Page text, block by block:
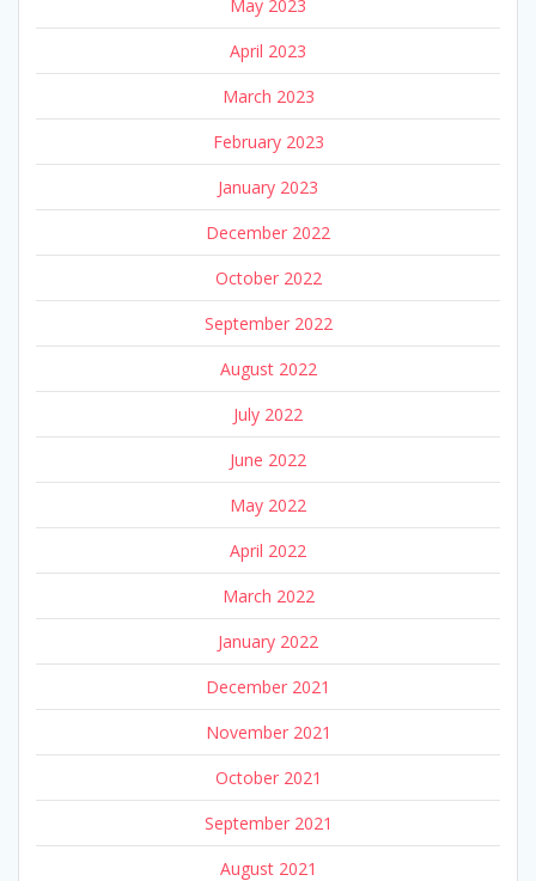
May 2023
April 2023
March 2023
February 2023
January 2023
December 2022
October 2022
September 2022
August 2022
July 2022
June 2022
May 2022
April 2022
March 2022
January 2022
December 2021
November 2021
October 2021
September 2021
August 2021